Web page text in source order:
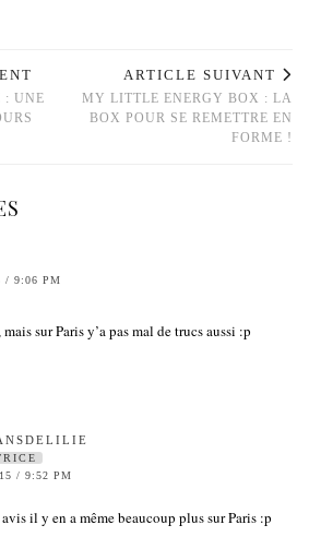
: UNE
ARTICLE SUIVANT
MY LITTLE ENERGY BOX : LA
BOX POUR SE REMETTRE EN
FORME !
/ 9:06 PM
sur Paris y’a pas mal de trucs aussi :p
/ 9:52 PM
il y en a même beaucoup plus sur Paris :p